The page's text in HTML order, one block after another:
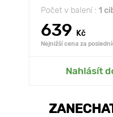
Počet v balení : 1
639 Kč
Nejnižší cena za
Nahlásít